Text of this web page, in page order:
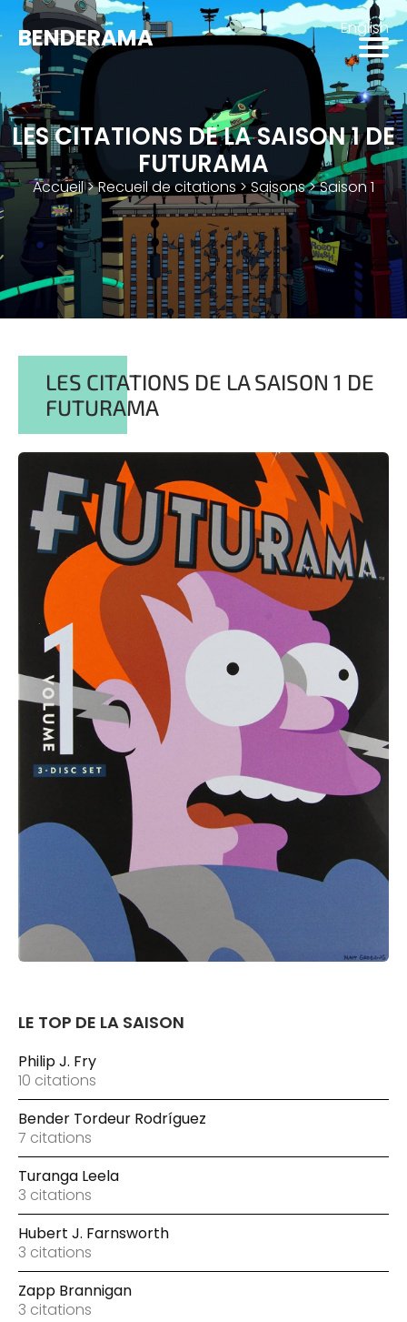
LES CITATIONS DE LA SAISON 1 DE
FUTURAMA
Accueil>Recueil de citations>Saisons>Saison 1
BENDERAMA English
LES CITATIONS DE LA SAISON 1 DE
FUTURAMA
LE TOP DE LA SAISON
Philip J. Fry
10 citations
Bender Tordeur Rodríguez
7 citations
Turanga Leela
3 citations
Hubert J. Farnsworth
3 citations
Zapp Brannigan
3 citations